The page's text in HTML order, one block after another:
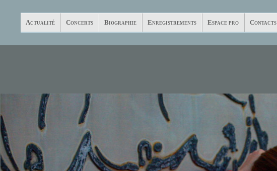
Actualité Concerts Biographie Enregistrements Espace pro Contacts